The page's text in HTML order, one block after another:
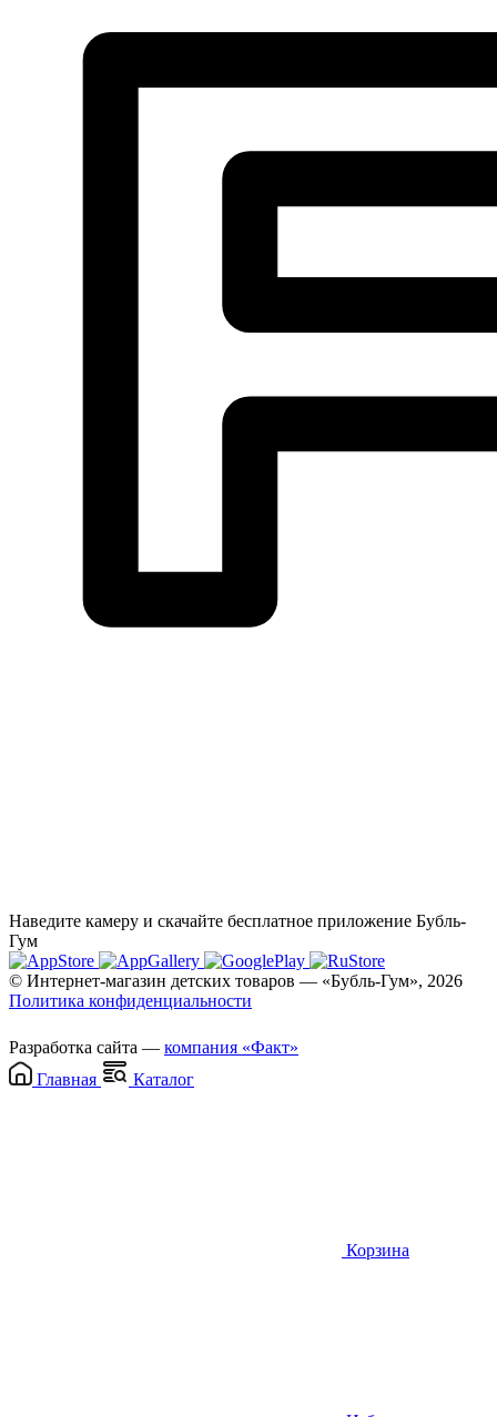
Наведите камеру и скачайте бесплатное приложение Бубль-
Гум
© Интернет-магазин детских товаров — «Бубль-Гум», 2026
Политика конфиденциальности
Разработка сайта — компания «Факт»
Главная
Каталог
Корзина